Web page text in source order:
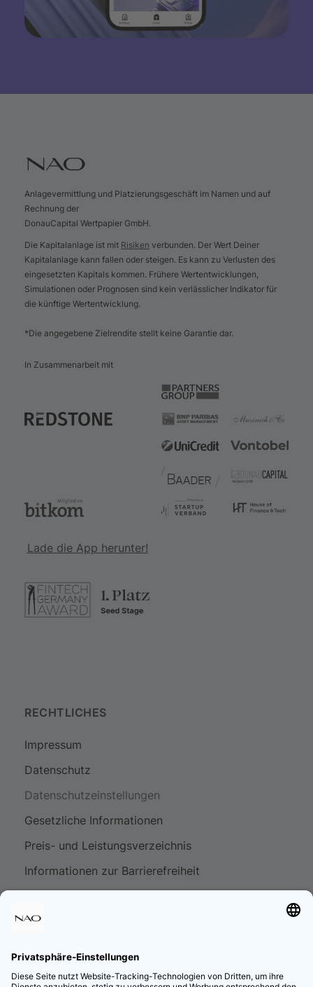
Anlagevermittlung und Platzierungsgeschäft im Namen und auf
Rechnung der
DonauCapital Wertpapier GmbH.
Die Kapitalanlage ist mit Risiken verbunden. Der Wert Deiner
Kapitalanlage kann fallen oder steigen. Es kann zu Verlusten des
eingesetzten Kapitals kommen. Frühere Wertentwicklungen,
Simulationen oder Prognosen sind kein verlässlicher Indikator für
die künftige Wertentwicklung.
*Die angegebene Zielrendite stellt keine Garantie dar.
In Zusammenarbeit mit
Lade die App herunter!
RECHTLICHES
Impressum
Datenschutz
Datenschutzeinstellungen
Gesetzliche Informationen
Preis- und Leistungsverzeichnis
Informationen zur Barrierefreiheit
Privacy-policy
Schedule of Prices and Services